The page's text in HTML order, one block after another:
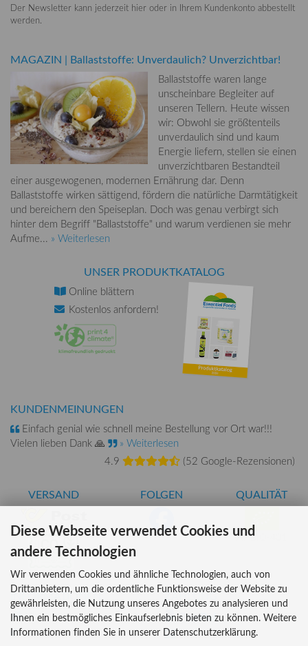
Der Newsletter kann jederzeit hier oder in Ihrem Kundenkonto abbestellt
werden.
MAGAZIN | Ballaststoffe: Unverdaulich? Unverzichtbar!
Ballaststoffe waren lange
unscheinbare Begleiter auf
unseren Tellern. Heute wissen
wir: Obwohl sie größtenteils
unverdaulich sind und kaum
Energie liefern, stellen sie einen
unverzichtbaren Bestandteil
einer ausgewogenen, modernen Ernährung dar. Denn
Ballaststoffe wirken sättigend, fördern die natürliche Darmtätigkeit
und bereichern den Speiseplan. Doch was genau verbirgt sich
hinter dem Begriff "Ballaststoffe" und warum verdienen sie mehr
Aufme... » Weiterlesen
UNSER PRODUKTKATALOG
Online blättern
Kostenlos anfordern!
KUNDENMEINUNGEN
Einfach genial wie schnell meine Bestellung vor Ort war!!!
Vielen lieben Dank 🙏
» Weiterlesen
4.9
(52 Google-Rezensionen)
VERSAND FOLGEN QUALITÄT
AT-BIO-401
INFORMATIONEN
Über uns
Versandkosten
ZAHLUNG
Kreditkarte
Diese Webseite verwendet Cookies und
andere Technologien
Wir verwenden Cookies und ähnliche Technologien, auch von
Drittanbietern, um die ordentliche Funktionsweise der Website zu
gewährleisten, die Nutzung unseres Angebotes zu analysieren und
Ihnen ein bestmögliches Einkaufserlebnis bieten zu können. Weitere
Informationen finden Sie in unserer Datenschutzerklärung.